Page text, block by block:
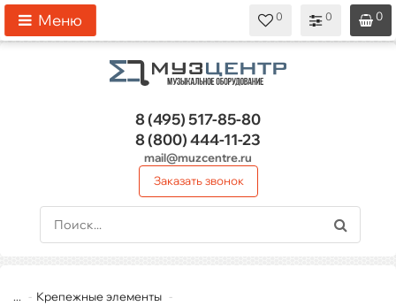
0
0
0
Меню
8 (495)517-85-80
8 (800)444-11-23
mail@muzcentre.ru
Заказать звонок
...
Крепежные элементы